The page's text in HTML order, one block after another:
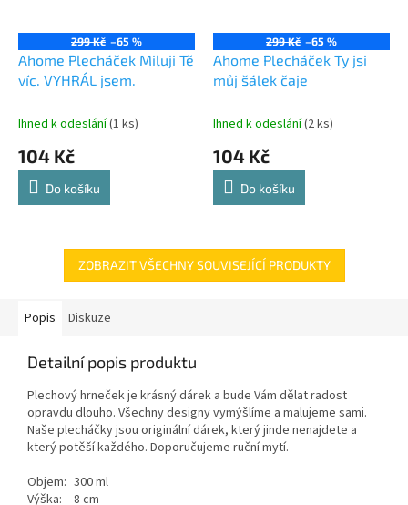
299 Kč –65 %
Ahome Plecháček Miluji Tě
víc. VYHRÁL jsem.
Ihned k odeslání(1 ks)
104 Kč
Do košíku
299 Kč –65 %
Ahome Plecháček Ty jsi
můj šálek čaje
Ihned k odeslání(2 ks)
104 Kč
Do košíku
ZOBRAZIT VŠECHNY SOUVISEJÍCÍ PRODUKTY
Popis Diskuze
Detailní popis produktu
Plechový hrneček je krásný dárek a bude Vám dělat radost
opravdu dlouho. Všechny designy vymýšlíme a malujeme sami.
Naše plecháčky jsou originální dárek, který jinde nenajdete a
který potěší každého. Doporučujeme ruční mytí.
Objem: 300 ml
Výška:
8 cm